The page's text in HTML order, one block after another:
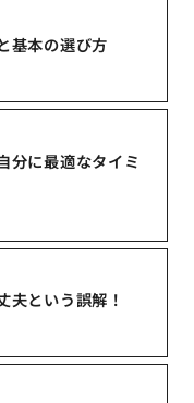
基本の選び方
分に最適なタイミ
夫という誤解！